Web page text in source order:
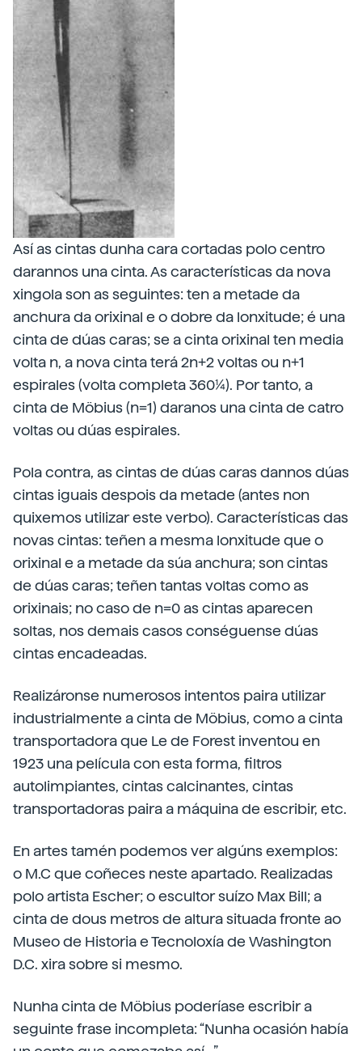
Así as cintas dunha cara cortadas polo centro
darannos una cinta. As características da nova
xingola son as seguintes: ten a metade da
anchura da orixinal e o dobre da lonxitude; é una
cinta de dúas caras; se a cinta orixinal ten media
volta n, a nova cinta terá 2n+2 voltas ou n+1
espirales (volta completa 360¼). Por tanto, a
cinta de Möbius (n=1) daranos una cinta de catro
voltas ou dúas espirales.
Pola contra, as cintas de dúas caras dannos dúas
cintas iguais despois da metade (antes non
quixemos utilizar este verbo). Características das
novas cintas: teñen a mesma lonxitude que o
orixinal e a metade da súa anchura; son cintas
de dúas caras; teñen tantas voltas como as
orixinais; no caso de n=0 as cintas aparecen
soltas, nos demais casos conséguense dúas
cintas encadeadas.
Realizáronse numerosos intentos paira utilizar
industrialmente a cinta de Möbius, como a cinta
transportadora que Le de Forest inventou en
1923 una película con esta forma, filtros
autolimpiantes, cintas calcinantes, cintas
transportadoras paira a máquina de escribir, etc.
En artes tamén podemos ver algúns exemplos:
o M.C que coñeces neste apartado. Realizadas
polo artista Escher; o escultor suízo Max Bill; a
cinta de dous metros de altura situada fronte ao
Museo de Historia e Tecnoloxía de Washington
D.C. xira sobre si mesmo.
Nunha cinta de Möbius poderíase escribir a
seguinte frase incompleta: “Nunha ocasión había